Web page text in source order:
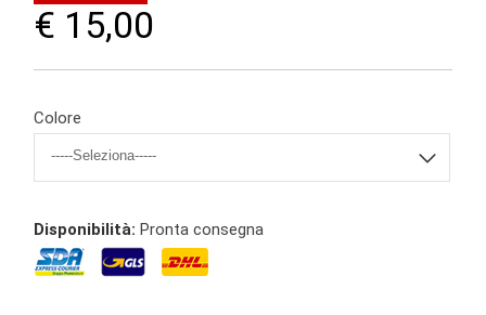
€ 15,00
Colore
Disponibilità: Pronta consegna